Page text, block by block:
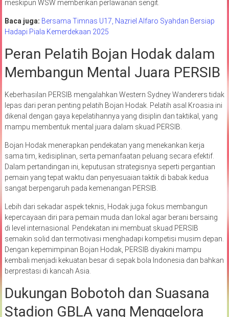
meskipun WSW memberikan perlawanan sengit.
Baca juga: Bersama Timnas U17, Nazriel Alfaro Syahdan Bersiap
Hadapi Piala Kemerdekaan 2025
Peran Pelatih Bojan Hodak dalam
Membangun Mental Juara PERSIB
Keberhasilan PERSIB mengalahkan Western Sydney Wanderers tidak
lepas dari peran penting pelatih Bojan Hodak. Pelatih asal Kroasia ini
dikenal dengan gaya kepelatihannya yang disiplin dan taktikal, yang
mampu membentuk mental juara dalam skuad PERSIB.
Bojan Hodak menerapkan pendekatan yang menekankan kerja
sama tim, kedisiplinan, serta pemanfaatan peluang secara efektif.
Dalam pertandingan ini, keputusan strategisnya seperti pergantian
pemain yang tepat waktu dan penyesuaian taktik di babak kedua
sangat berpengaruh pada kemenangan PERSIB.
Lebih dari sekadar aspek teknis, Hodak juga fokus membangun
kepercayaan diri para pemain muda dan lokal agar berani bersaing
di level internasional. Pendekatan ini membuat skuad PERSIB
semakin solid dan termotivasi menghadapi kompetisi musim depan.
Dengan kepemimpinan Bojan Hodak, PERSIB diyakini mampu
kembali menjadi kekuatan besar di sepak bola Indonesia dan bahkan
berprestasi di kancah Asia.
Dukungan Bobotoh dan Suasana
Stadion GBLA yang Menggelora